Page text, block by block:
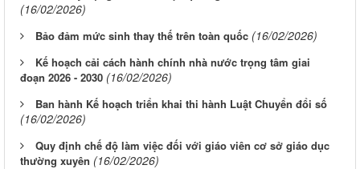
(16/02/2026)
Bảo đảm mức sinh thay thế trên toàn quốc (16/02/2026)
Kế hoạch cải cách hành chính nhà nước trọng tâm giai
đoạn 2026 - 2030 (16/02/2026)
Ban hành Kế hoạch triển khai thi hành Luật Chuyển đổi số
(16/02/2026)
Quy định chế độ làm việc đối với giáo viên cơ sở giáo dục
thường xuyên (16/02/2026)